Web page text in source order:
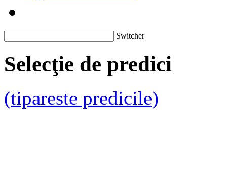
Switcher
Selecţie de predici
(tipareste predicile)